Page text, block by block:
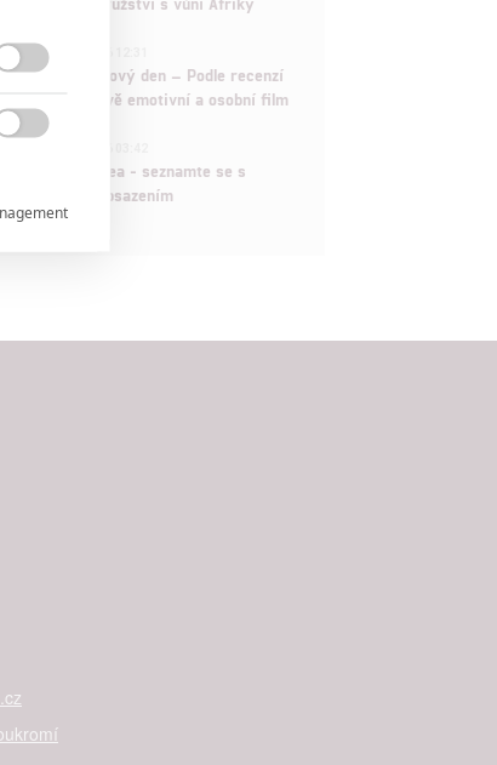
| 30.07.2026 12:31
Man: Zbrusu nový den – Podle recenzí
čekat překvapivě emotivní a osobní film
Odyssea - seznamte se s
nabitým obsazením